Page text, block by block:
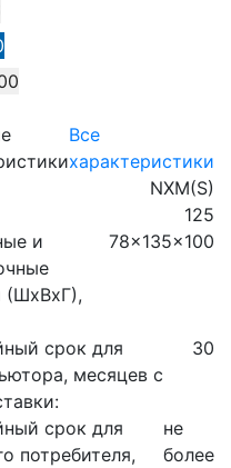
Все
характеристики
NXM(S)
125
и
(ШхВхГ),
78x135x100
срок для
месяцев с
30
срок для
потребителя,
не
более